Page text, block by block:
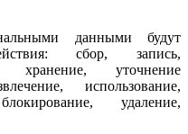
данными будут
сбор, запись,
хранение, уточнение
использование,
удаление,